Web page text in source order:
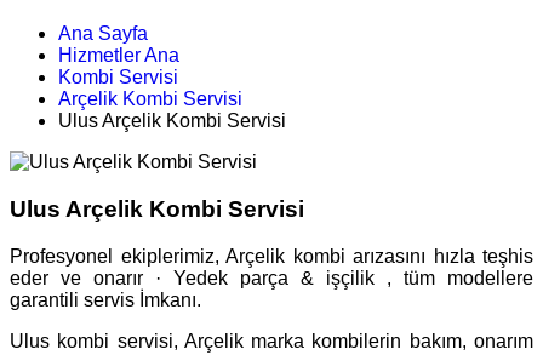
Ana Sayfa
Hizmetler Ana
Kombi Servisi
Arçelik Kombi Servisi
Ulus Arçelik Kombi Servisi
Ulus Arçelik Kombi Servisi
Profesyonel ekiplerimiz, Arçelik kombi arızasını hızla teşhis
eder ve onarır · Yedek parça & işçilik , tüm modellere
garantili servis İmkanı.
Ulus kombi servisi, Arçelik marka kombilerin bakım, onarım